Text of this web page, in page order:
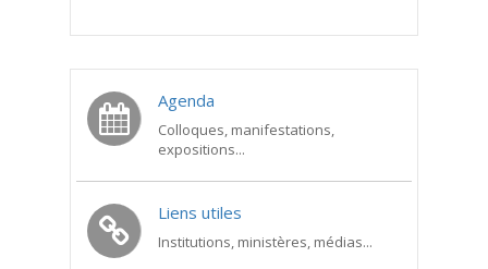
Agenda
Colloques, manifestations,
expositions...
Liens utiles
Institutions, ministères, médias...